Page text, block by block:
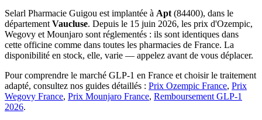
Selarl Pharmacie Guigou est implantée à Apt (84400), dans le
département Vaucluse. Depuis le 15 juin 2026, les prix d'Ozempic,
Wegovy et Mounjaro sont réglementés : ils sont identiques dans
cette officine comme dans toutes les pharmacies de France. La
disponibilité en stock, elle, varie — appelez avant de vous déplacer.
Pour comprendre le marché GLP-1 en France et choisir le traitement
adapté, consultez nos guides détaillés : Prix Ozempic France, Prix
Wegovy France, Prix Mounjaro France, Remboursement GLP-1
2026.